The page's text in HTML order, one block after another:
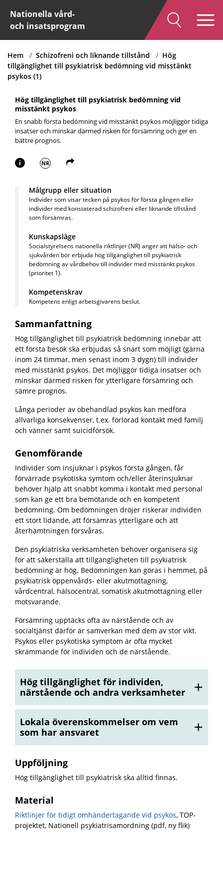
Nationella vård-
och insatsprogram
Hem Schizofreni och liknande tillstånd
Hög
tillgänglighet till psykiatrisk bedömning vid misstänkt
psykos (1)
Hög tillgänglighet till psykiatrisk bedömning vid
misstänkt psykos
En snabb första bedömning vid misstänkt psykos möjliggör tidiga
insatser och minskar därmed risken för försämring och ger en
bättre prognos.
i NR
Målgrupp eller situation
Individer som visar tecken på psykos för första gången eller
individer med konstaterad schizofreni eller liknande tillstånd
som försämras.
Kunskapsläge
Socialstyrelsens nationella riktlinjer (NR) anger att hälso- och
sjukvården bör erbjuda hög tillgänglighet till psykiatrisk
bedömning av vårdbehov till individer med misstänkt psykos
(prioritet 1).
Kompetenskrav
Kompetens enligt arbetsgivarens beslut.
Sammanfattning
Hög tillgänglighet till psykiatrisk bedömning innebär att
ett första besök ska erbjudas så snart som möjligt (gärna
inom 24 timmar, men senast inom 3 dygn) till individer
med misstänkt psykos. Det möjliggör tidiga insatser och
minskar därmed risken för ytterligare försämring och
sämre prognos.
Långa perioder av obehandlad psykos kan medföra
allvarliga konsekvenser, t.ex. förlorad kontakt med familj
och vänner samt suicidförsök.
Genomförande
Individer som insjuknar i psykos första gången, får
förvärrade psykotiska symtom och/eller återinsjuknar
behöver hjälp att snabbt komma i kontakt med personal
som kan ge ett bra bemötande och en kompetent
bedömning. Om bedömningen dröjer riskerar individen
ett stort lidande, att försämras ytterligare och att
återhämtningen försvåras.
Den psykiatriska verksamheten behöver organisera sig
för att säkerställa att tillgängligheten till psykiatrisk
bedömning är hög. Bedömningen kan göras i hemmet, på
psykiatrisk öppenvårds- eller akutmottagning,
vårdcentral, hälsocentral, somatisk akutmottagning eller
motsvarande.
Försämring upptäcks ofta av närstående och av
socialtjänst därför är samverkan med dem av stor vikt.
Psykos eller psykotiska symptom är ofta mycket
skrämmande för individen och de närstående.
Hög tillgänglighet för individen,
närstående och andra verksamheter
Lokala överenskommelser om vem
som har ansvaret
Uppföljning
Hög tillgänglighet till psykiatrisk ska alltid finnas.
Material
Riktlinjer för tidigt omhändertagande vid psykos, TOP-
projektet, Nationell psykiatrisamordning (pdf, ny flik)